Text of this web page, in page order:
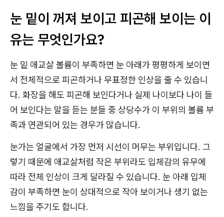
눈 밑이 꺼져 보이고 피곤해 보이는 이
유는 무엇인가요?
눈 밑 애교살 볼륨이 부족하면 눈 아래가 평평하게 보이면
서 전체적으로 피곤하거나 무표정한 인상을 줄 수 있습니
다. 화장을 해도 피곤해 보인다거나 실제 나이보다 나이 들
어 보인다는 말을 듣는 분들 중 상당수가 이 부위의 볼륨 부
족과 연관되어 있는 경우가 많습니다.
눈가는 얼굴에서 가장 먼저 시선이 머무는 부위입니다. 그
렇기 때문에 애교살처럼 작은 부위라도 입체감의 유무에
따라 전체 인상이 크게 달라질 수 있습니다. 눈 아래 입체
감이 부족하면 눈이 상대적으로 작아 보이거나 생기 없는
느낌을 주기도 합니다.